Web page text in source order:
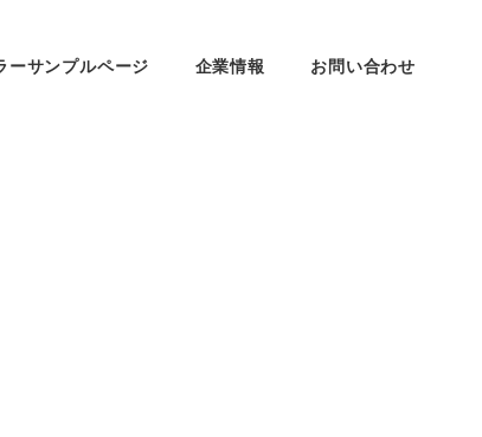
ーサンプルページ 企業情報 お問い合わせ